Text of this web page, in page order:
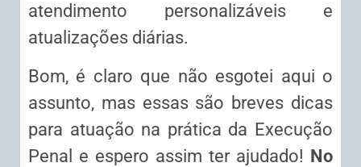
atendimento personalizáveis e
atualizações diárias.
Bom, é claro que não esgotei aqui o
assunto, mas essas são breves dicas
para atuação na prática da Execução
Penal e espero assim ter ajudado! No